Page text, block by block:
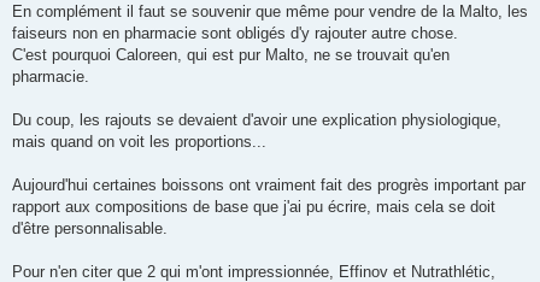
En complément il faut se souvenir que même pour vendre de la Malto, les
faiseurs non en pharmacie sont obligés d'y rajouter autre chose.
C'est pourquoi Caloreen, qui est pur Malto, ne se trouvait qu'en
pharmacie.
Du coup, les rajouts se devaient d'avoir une explication physiologique,
mais quand on voit les proportions...
Aujourd'hui certaines boissons ont vraiment fait des progrès important par
rapport aux compositions de base que j'ai pu écrire, mais cela se doit
d'être personnalisable.
Pour n'en citer que 2 qui m'ont impressionnée, Effinov et Nutrathlétic,